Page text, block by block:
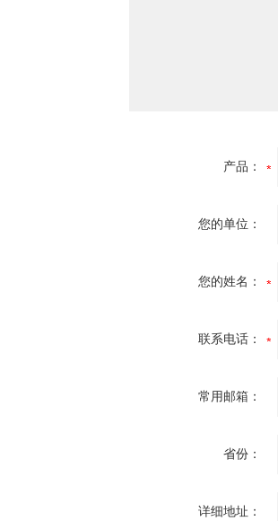
产品：
您的单位：
您的姓名：
联系电话：
常用邮箱：
省份：
详细地址：